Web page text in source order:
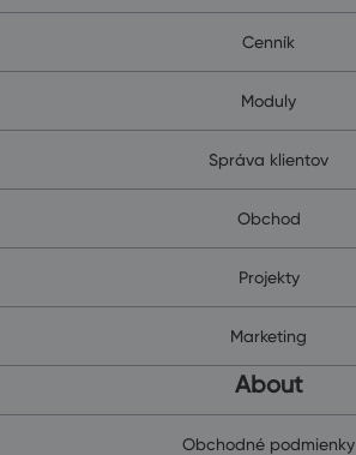
Cenník
Moduly
Správa klientov
Obchod
Projekty
Marketing
About
Obchodné podmienky